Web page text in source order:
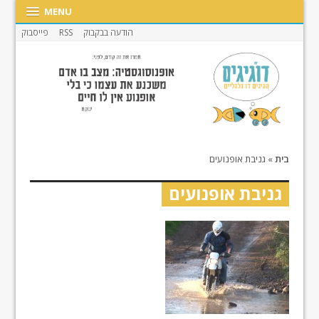
MENU
הודעה בבקבוק RSS פייסבוק
בית» גניבת אופנועים
גניבת אופנועים